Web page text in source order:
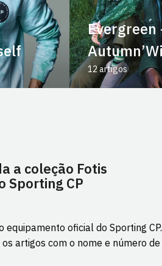
Evergreen
12 artigos
a coleção Fotis
Sporting CP
equipamento oficial do Sporting CP.
artigos com o nome e número de